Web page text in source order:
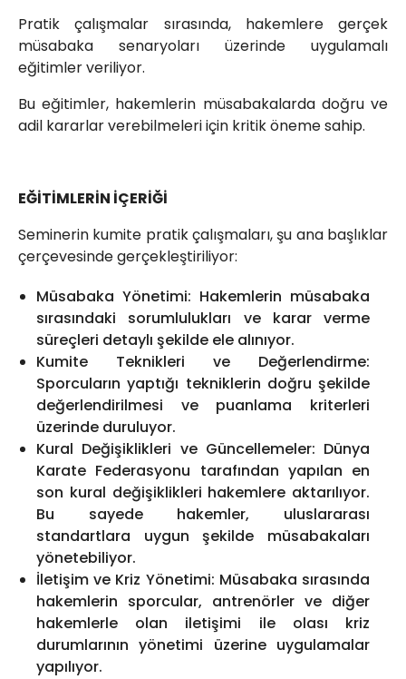
Pratik çalışmalar sırasında, hakemlere gerçek
müsabaka senaryoları üzerinde uygulamalı
eğitimler veriliyor.
Bu eğitimler, hakemlerin müsabakalarda doğru ve
adil kararlar verebilmeleri için kritik öneme sahip.
EĞİTİMLERİN İÇERİĞİ
Seminerin kumite pratik çalışmaları, şu ana başlıklar
çerçevesinde gerçekleştiriliyor:
Müsabaka Yönetimi: Hakemlerin müsabaka
sırasındaki sorumlulukları ve karar verme
süreçleri detaylı şekilde ele alınıyor.
Kumite Teknikleri ve Değerlendirme:
Sporcuların yaptığı tekniklerin doğru şekilde
değerlendirilmesi ve puanlama kriterleri
üzerinde duruluyor.
Kural Değişiklikleri ve Güncellemeler: Dünya
Karate Federasyonu tarafından yapılan en
son kural değişiklikleri hakemlere aktarılıyor.
Bu sayede hakemler, uluslararası
standartlara uygun şekilde müsabakaları
yönetebiliyor.
İletişim ve Kriz Yönetimi: Müsabaka sırasında
hakemlerin sporcular, antrenörler ve diğer
hakemlerle olan iletişimi ile olası kriz
durumlarının yönetimi üzerine uygulamalar
yapılıyor.